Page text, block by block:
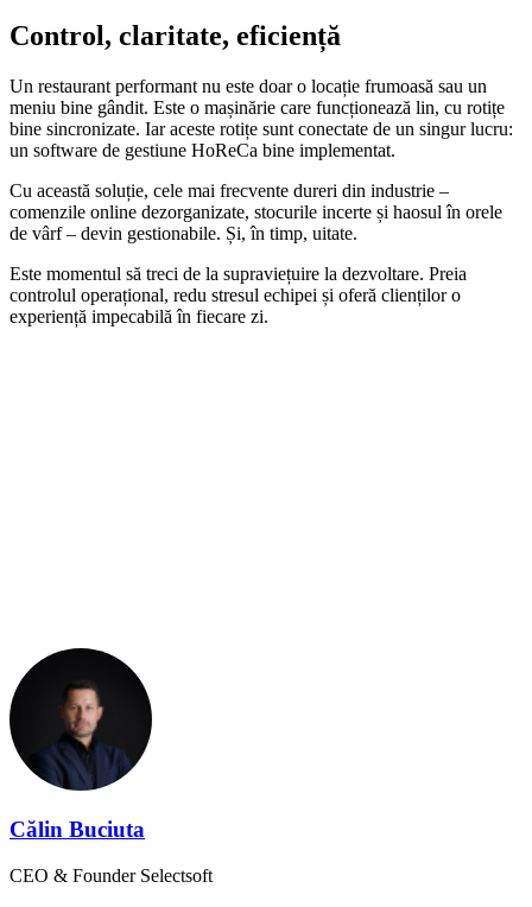
Control, claritate, eficiență
Un restaurant performant nu este doar o locație frumoasă sau un
meniu bine gândit. Este o mașinărie care funcționează lin, cu rotițe
bine sincronizate. Iar aceste rotițe sunt conectate de un singur lucru:
un software de gestiune HoReCa bine implementat.
Cu această soluție, cele mai frecvente dureri din industrie –
comenzile online dezorganizate, stocurile incerte și haosul în orele
de vârf – devin gestionabile. Și, în timp, uitate.
Este momentul să treci de la supraviețuire la dezvoltare. Preia
controlul operațional, redu stresul echipei și oferă clienților o
experiență impecabilă în fiecare zi.
Călin Buciuta
CEO & Founder Selectsoft